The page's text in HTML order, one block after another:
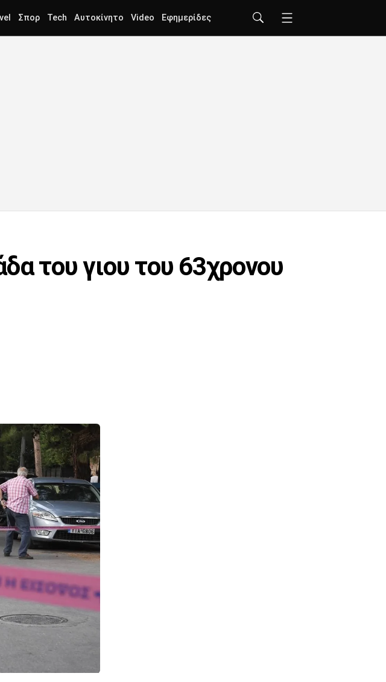
Σπορ Tech Αυτοκίνητο Video Εφημερίδες
του γιου του 63χρονου